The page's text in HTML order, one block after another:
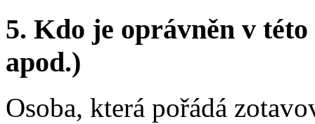
5. Kdo je oprávněn v
apod.)
Osoba, která pořádá